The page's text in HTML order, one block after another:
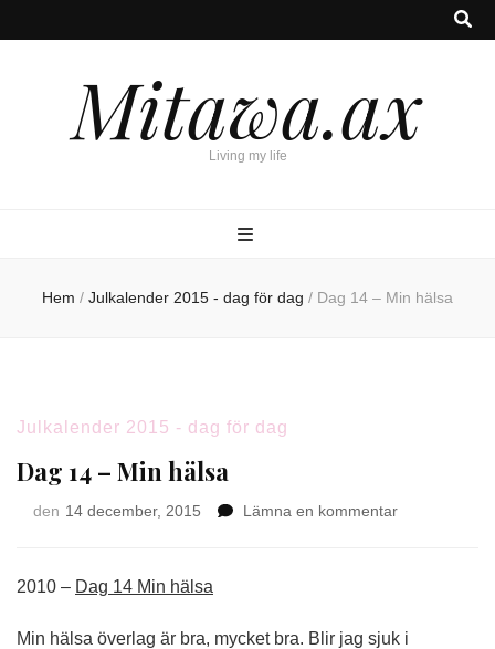
Mitawa.ax
Living my life
Hem / Julkalender 2015 - dag för dag / Dag 14 – Min hälsa
Julkalender 2015 - dag för dag
Dag 14 – Min hälsa
den 14 december, 2015 Lämna en kommentarpå
2010 – Dag 14 Min hälsa
Min hälsa överlag är bra, mycket bra. Blir jag sjuk i